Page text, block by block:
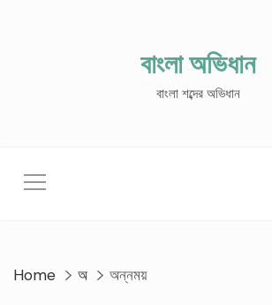
বাংলা অভিধান
বাংলা শব্দের অভিধান
Home অ অন্নময়